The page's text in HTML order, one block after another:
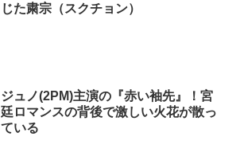
じた粛宗（スクチョン）
ジュノ(2PM)主演の『赤い袖先』！宮
廷ロマンスの背後で激しい火花が散っ
ている